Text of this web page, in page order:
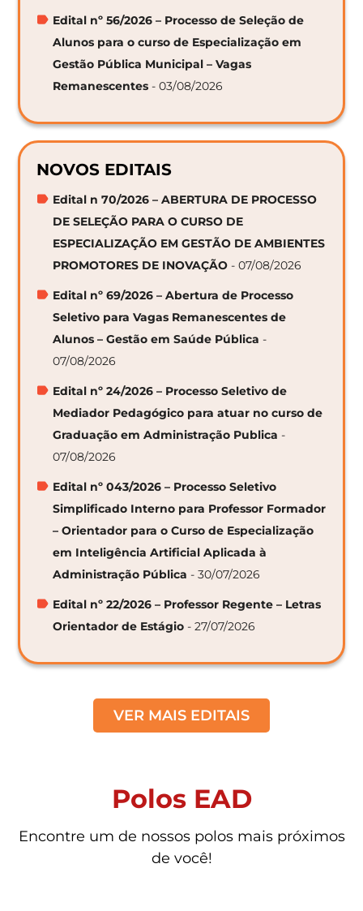
Edital nº 56/2026 – Processo de Seleção de
Alunos para o curso de Especialização em
Gestão Pública Municipal – Vagas
Remanescentes - 03/08/2026
NOVOS EDITAIS
Edital n 70/2026 – ABERTURA DE PROCESSO
DE SELEÇÃO PARA O CURSO DE
ESPECIALIZAÇÃO EM GESTÃO DE AMBIENTES
PROMOTORES DE INOVAÇÃO - 07/08/2026
Edital nº 69/2026 – Abertura de Processo
Seletivo para Vagas Remanescentes de
Alunos – Gestão em Saúde Pública -
07/08/2026
Edital nº 24/2026 – Processo Seletivo de
Mediador Pedagógico para atuar no curso de
Graduação em Administração Publica -
07/08/2026
Edital nº 043/2026 – Processo Seletivo
Simplificado Interno para Professor Formador
– Orientador para o Curso de Especialização
em Inteligência Artificial Aplicada à
Administração Pública - 30/07/2026
Edital nº 22/2026 – Professor Regente – Letras
Orientador de Estágio - 27/07/2026
VER MAIS EDITAIS
Polos EAD
Encontre um de nossos polos mais próximos
de você!